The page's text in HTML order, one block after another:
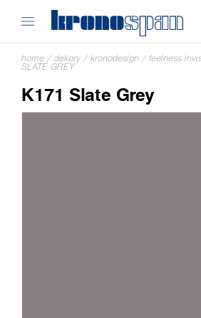
home / dekory / kronodesign / feelness
SLATE GREY
K171 Slate Grey